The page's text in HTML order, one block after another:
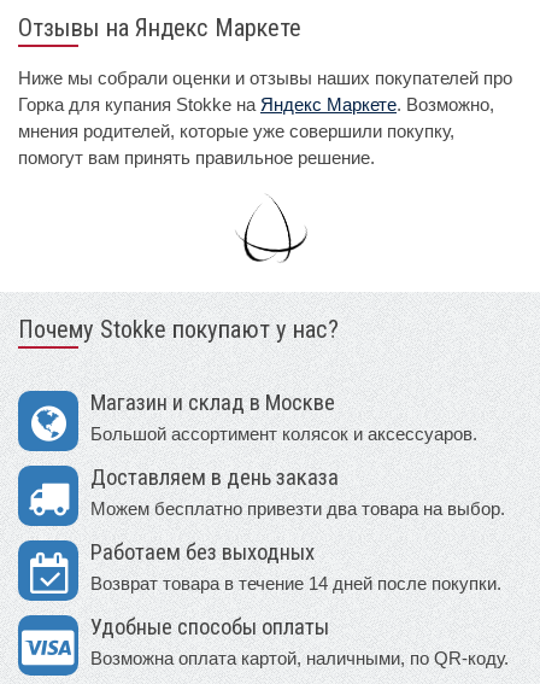
Отзывы на Яндекс Маркете
Ниже мы собрали оценки и отзывы наших покупателей про
Горка для купания Stokke на Яндекс Маркете. Возможно,
мнения родителей, которые уже совершили покупку,
помогут вам принять правильное решение.
Почему Stokke покупают у нас?
Магазин и склад в Москве
Большой ассортимент колясок и аксессуаров.
Доставляем в день заказа
Можем бесплатно привезти два товара на выбор.
Работаем без выходных
Возврат товара в течение 14 дней после покупки.
Удобные способы оплаты
Возможна оплата картой, наличными, по QR-коду.